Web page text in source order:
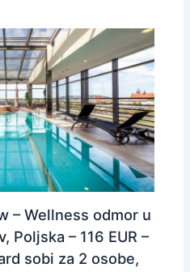
– Wellness odmor u
Poljska – 116 EUR –
sobi za 2 osobe,